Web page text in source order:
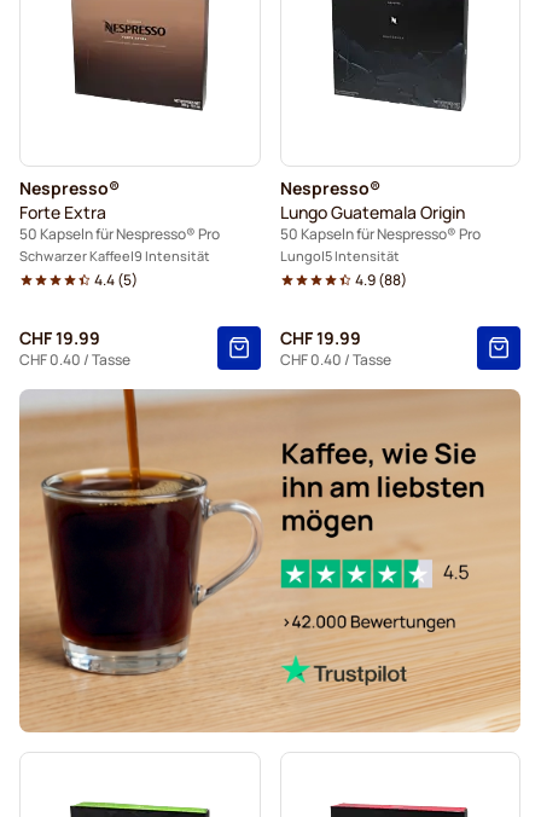
Kapseln von Gimoka für Nespresso® Pro
Kaffeekapseln für NEspresso® pro
Kaffekapslen für Nespresso® Professional
Nespresso®
Forte Extra
50 Kapseln für Nespresso® Pro
Schwarzer Kaffee 9 Intensität
4.4(5)
CHF 19.99
CHF 0.40 / Tasse
Nespresso®
Lungo Guatemala Origin
50 Kapseln für Nespresso® Pro
Lungo 5 Intensität
4.9(88)
CHF 19.99
CHF 0.40 / Tasse